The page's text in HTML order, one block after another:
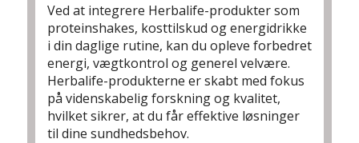
Ved at integrere Herbalife-produkter som
proteinshakes, kosttilskud og energidrikke
i din daglige rutine, kan du opleve forbedret
energi, vægtkontrol og generel velvære.
Herbalife-produkterne er skabt med fokus
på videnskabelig forskning og kvalitet,
hvilket sikrer, at du får effektive løsninger
til dine sundhedsbehov.